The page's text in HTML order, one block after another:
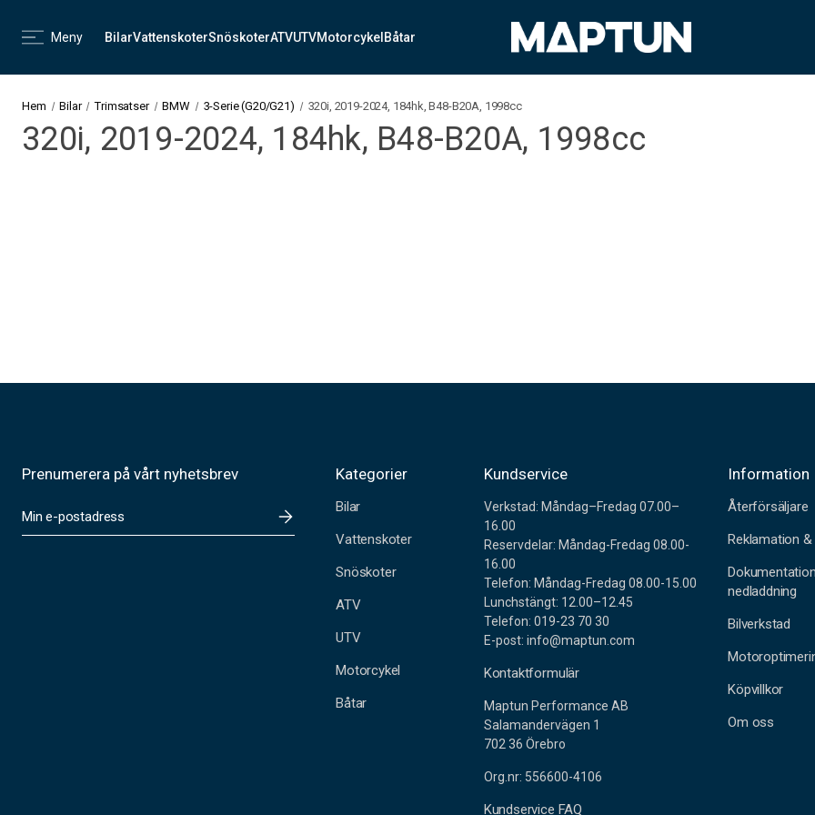
Meny BilarVattenskoterSnöskoterATVUTVMotorcykel Båtar
Hem Bilar Trimsatser BMW 3-Serie (G20/G21) 320i, 2019-2024, 184hk, B48-B20A, 1998cc
320i, 2019-2024, 184hk, B48-B20A, 1998cc
Prenumerera på vårt nyhetsbrev
-
Kategorier
Bilar
Vattenskoter
Snöskoter
ATV
UTV
Motorcykel
Båtar
Kundservice
Verkstad: Måndag–Fredag 07.00–
16.00
Reservdelar: Måndag-Fredag 08.00-
16.00
Telefon: Måndag-Fredag 08.00-15.00
Lunchstängt: 12.00–12.45
Telefon: 019-23 70 30
E-post: info@maptun.com
Kontaktformulär
Maptun Performance AB
Salamandervägen 1
702 36 Örebro
Org.nr: 556600-4106
Kundservice FAQ
Information
Återförsäljare
Reklamation
nedladdning
Bilverkstad
Köpvillkor
Om oss